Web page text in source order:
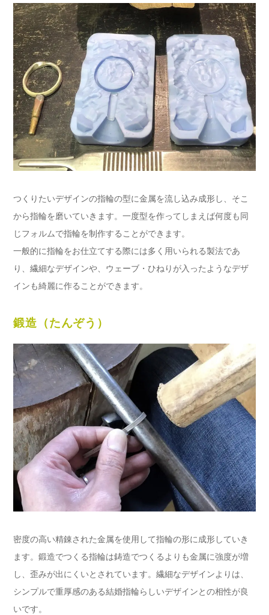
鍛造（たんぞう）
密度の高い精錬された金属を使用して指輪の形に成形していき
ます。鍛造でつくる指輪は鋳造でつくるよりも金属に強度が増
し、歪みが出にくいとされています。繊細なデザインよりは、
シンプルで重厚感のある結婚指輪らしいデザインとの相性が良
いです。
つくりたいデザインの指輪の型に金属を流し込み成形し、そこ
から指輪を磨いていきます。一度型を作ってしまえば何度も同
じフォルムで指輪を制作することができます。
一般的に指輪をお仕立てする際には多く用いられる製法であ
り、繊細なデザインや、ウェーブ・ひねりが入ったようなデザ
インも綺麗に作ることができます。